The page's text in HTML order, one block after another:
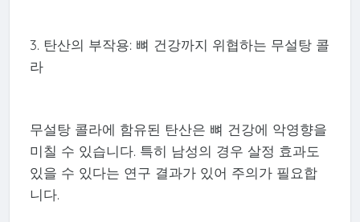
3. 탄산의 부작용: 뼈 건강까지 위협하는 무설탕 콜
라
무설탕 콜라에 함유된 탄산은 뼈 건강에 악영향을
미칠 수 있습니다. 특히 남성의 경우 살정 효과도
있을 수 있다는 연구 결과가 있어 주의가 필요합
니다.